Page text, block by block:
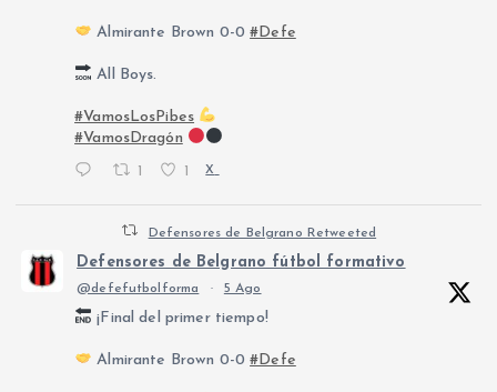
Almirante Brown 0-0#Defe
All Boys.
#VamosLosPibes
#VamosDragón
1 1 X
Defensores de Belgrano Retweeted
Defensores de Belgrano fútbol formativo
@defefutbolforma · 5 Ago
¡Final del primer tiempo!
Almirante Brown 0-0#Defe